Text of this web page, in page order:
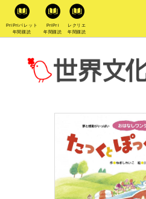
PriPriパレット
年間購読
PriPri
年間購読
レクリエ
年間購読